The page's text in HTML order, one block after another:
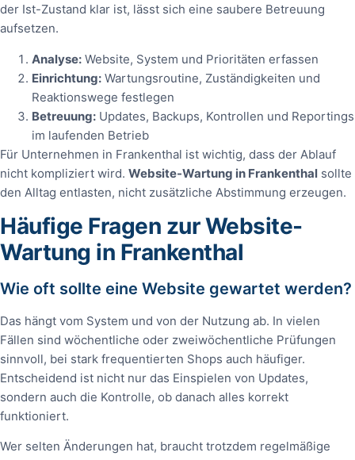
der Ist-Zustand klar ist, lässt sich eine saubere Betreuung
aufsetzen.
Analyse: Website, System und Prioritäten erfassen
Einrichtung: Wartungsroutine, Zuständigkeiten und
Reaktionswege festlegen
Betreuung: Updates, Backups, Kontrollen und Reportings
im laufenden Betrieb
Für Unternehmen in Frankenthal ist wichtig, dass der Ablauf
nicht kompliziert wird. Website-Wartung in Frankenthal sollte
den Alltag entlasten, nicht zusätzliche Abstimmung erzeugen.
Häufige Fragen zur Website-
Wartung in Frankenthal
Wie oft sollte eine Website gewartet werden?
Das hängt vom System und von der Nutzung ab. In vielen
Fällen sind wöchentliche oder zweiwöchentliche Prüfungen
sinnvoll, bei stark frequentierten Shops auch häufiger.
Entscheidend ist nicht nur das Einspielen von Updates,
sondern auch die Kontrolle, ob danach alles korrekt
funktioniert.
Wer selten Änderungen hat, braucht trotzdem regelmäßige